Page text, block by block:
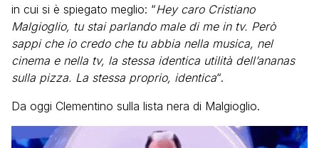
in cui si è spiegato meglio: “Hey caro Cristiano
Malgioglio, tu stai parlando male di me in tv. Però
sappi che io credo che tu abbia nella musica, nel
cinema e nella tv, la stessa identica utilità dell’ananas
sulla pizza. La stessa proprio, identica“.
Da oggi Clementino sulla lista nera di Malgioglio.